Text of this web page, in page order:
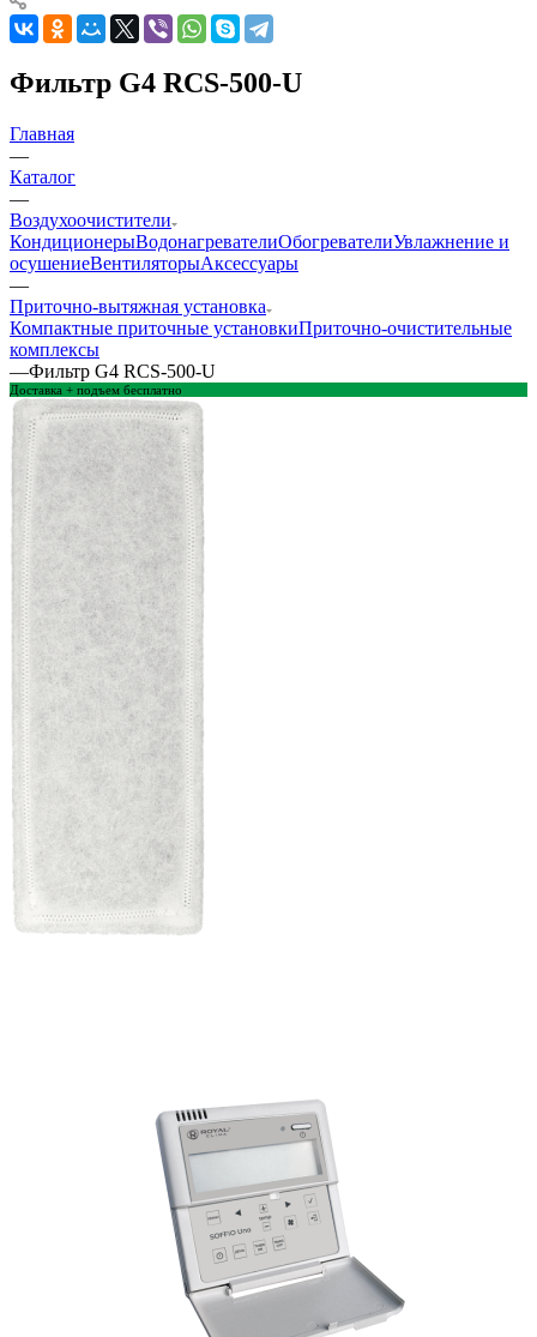
Фильтр G4 RCS-500-U
Главная
—
Каталог
—
Воздухоочистители
КондиционерыВодонагревателиОбогревателиУвлажнение и
осушениеВентиляторыАксессуары
—
Приточно-вытяжная установка
Компактные приточные установкиПриточно-очистительные
комплексы
—Фильтр G4 RCS-500-U
Доставка + подъем бесплатно